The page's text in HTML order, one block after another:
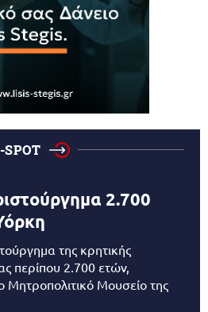
SPOT
2.700
της κρητικής
περίπου 2.700 ετών,
Μητροπολιτικό Μουσείο της